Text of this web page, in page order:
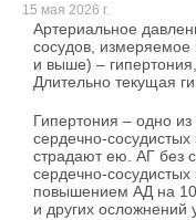
15 мая 2026 г.
Артериальное
сосудов,
и выше) –
Длительно текущая
Гипертония – одно
сердечно-
страдают ею. АГ без
сердечно-
повышением АД на 10
и других осложнений